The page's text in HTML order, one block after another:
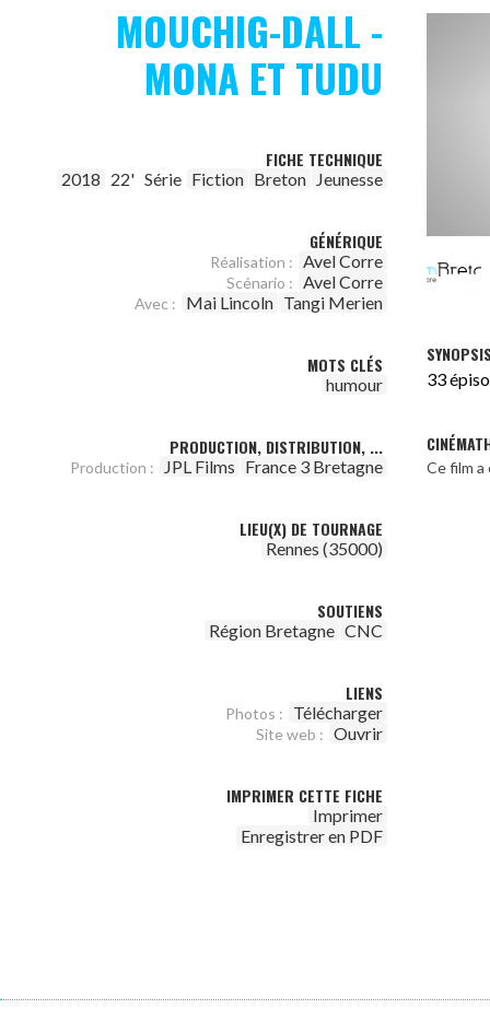
MOUCHIG-DALL -
MONA ET TUDU
FICHE TECHNIQUE
2018 22' Série Fiction Breton Jeunesse
GÉNÉRIQUE
Réalisation : Avel Corre
Scénario : Avel Corre
Avec : Mai Lincoln Tangi Merien
MOTS CLÉS
humour
PRODUCTION, DISTRIBUTION, ...
Production : JPL Films France 3 Bretagne
LIEU(X) DE TOURNAGE
Rennes (35000)
SOUTIENS
Région Bretagne CNC
LIENS
Photos : Télécharger
Site web : Ouvrir
IMPRIMER CETTE FICHE
Imprimer
Enregistrer en PDF
33
Ce film